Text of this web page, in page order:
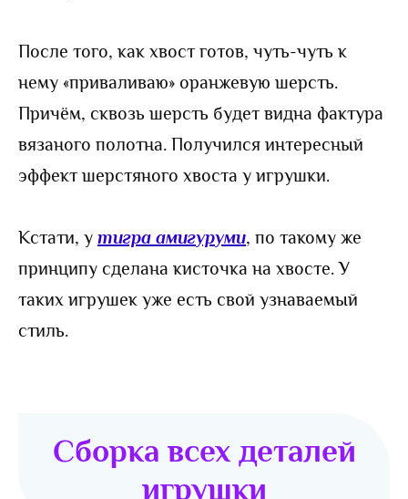
После того, как хвост готов, чуть-чуть к
нему «приваливаю» оранжевую шерсть.
Причём, сквозь шерсть будет видна фактура
вязаного полотна. Получился интересный
эффект шерстяного хвоста у игрушки.
Кстати, у тигра амигуруми, по такому же
принципу сделана кисточка на хвосте. У
таких игрушек уже есть свой узнаваемый
стиль.
Сборка всех деталей
игрушки